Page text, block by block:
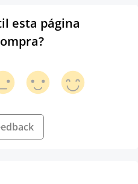
esta página